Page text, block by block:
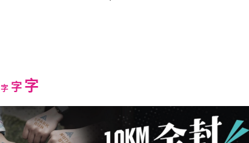
字Decrease
size.
字Reset
size.
字Increase
font
size.